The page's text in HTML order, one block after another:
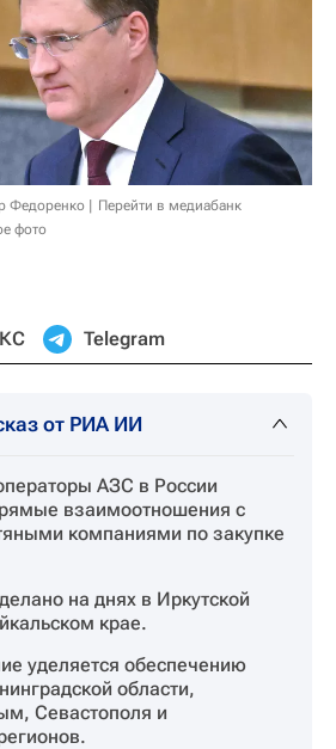
Федоренко
Перейти в медиабанк
фото
Telegram
от РИА ИИ
АЗС в России
взаимоотношения с
компаниями по закупке
на днях в Иркутской
крае.
уделяется обеспечению
области,
Севастополя и